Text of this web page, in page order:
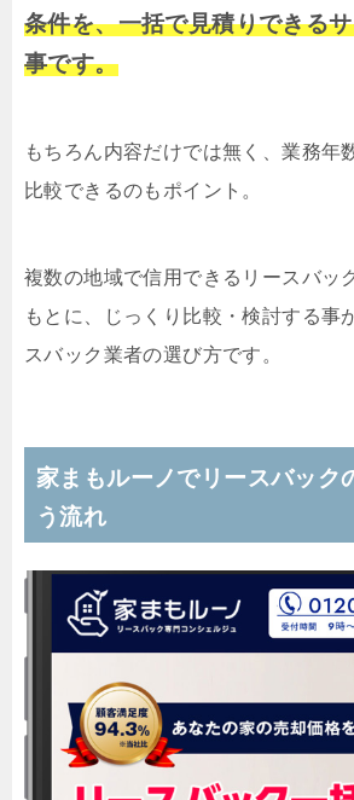
条件を、一括で見積りできる
事です。
もちろん内容だけでは無く、業務年
比較できるのもポイント。
複数の地域で信用できるリースバッ
もとに、じっくり比較・検討する事
スバック業者の選び方です。
家まもルーノでリースバック
う流れ